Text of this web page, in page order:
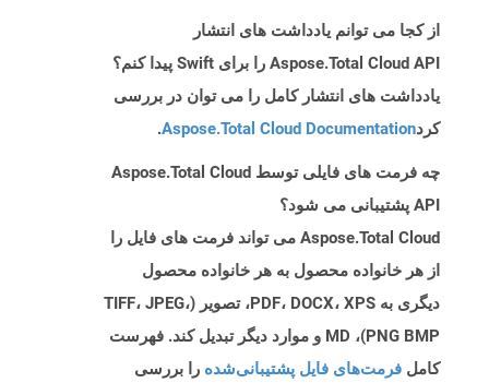
از کجا می توانم یادداشت های انتشار
Aspose.Total Cloud API را برای Swift پیدا کنم؟
یادداشت های انتشار کامل را می توان در بررسی
کردAspose.Total Cloud Documentation
.
چه فرمت های فایلی توسط Aspose.Total Cloud
API پشتیبانی می شود؟
Aspose.Total Cloud می تواند فرمت های فایل را
از هر خانواده محصول به هر خانواده محصول
دیگری به PDF، DOCX، XPS، تصویر (TIFF، JPEG،
PNG BMP)، MD و موارد دیگر تبدیل کند. فهرست
کامل فرمت‌های فایل پشتیبانی‌شده را بررسی